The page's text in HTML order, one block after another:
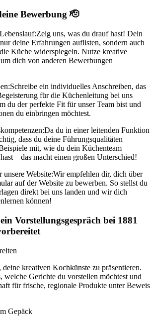
Bewerbung 🫡
Zeig uns, was du drauf hast! Dein
deine Erfahrungen auflisten, sondern auch
Küche widerspiegeln. Nutze kreative
dich von anderen Bewerbungen
Schreibe ein individuelles Anschreiben, das
für die Küchenleitung bei uns
du der perfekte Fit für unser Team bist und
du einbringen möchtest.
Da du in einer leitenden Funktion
dass du deine Führungsqualitäten
mit, wie du dein Küchenteam
– das macht einen großen Unterschied!
Website:Wir empfehlen dir, dich über
auf der Website zu bewerben. So stellst du
direkt bei uns landen und wir dich
können!
Vorstellungsgespräch bei 1881
kreativen Kochkünste zu präsentieren.
welche Gerichte du vorstellen möchtest und
für frische, regionale Produkte unter Beweis
Gepäck